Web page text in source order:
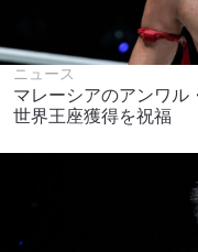
ニュース
マレーシアのアンワル
世界王座獲得を祝福